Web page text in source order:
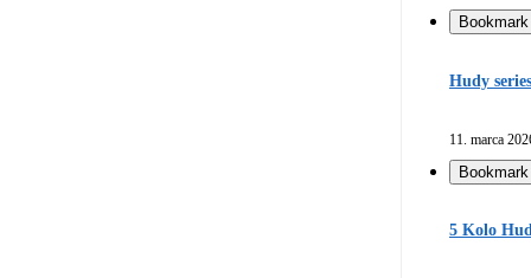
Bookmark
Hudy
11. marca
Bookmark
5 Kolo